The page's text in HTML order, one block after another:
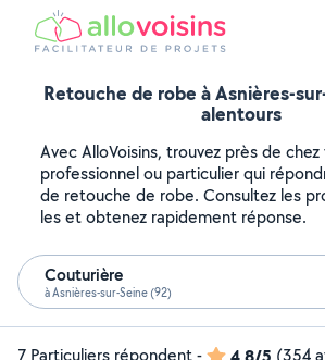
Retouche de robe à Asnières-
alentours
Avec AlloVoisins, trouvez près de chez
professionnel ou particulier qui
de retouche de robe. Consultez les
les et obtenez rapidement réponse.
Couturière
à Asnières-sur-Seine (92)
7 Particuliers répondent- (354